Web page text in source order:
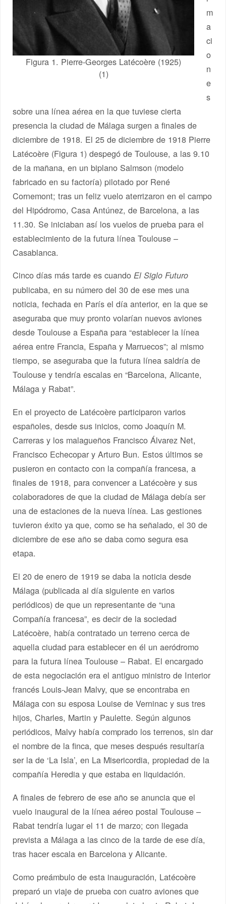
Figura 1. Pierre-Georges Latécoère (1925)
(1)
m
a
ci
o
n
e
s
sobre una línea aérea en la que tuviese cierta
presencia la ciudad de Málaga surgen a finales de
diciembre de 1918. El 25 de diciembre de 1918 Pierre
Latécoère (Figura 1) despegó de Toulouse, a las 9.10
de la mañana, en un biplano Salmson (modelo
fabricado en su factoría) pilotado por René
Cornemont; tras un feliz vuelo aterrizaron en el campo
del Hipódromo, Casa Antúnez, de Barcelona, a las
11.30. Se iniciaban así los vuelos de prueba para el
establecimiento de la futura línea Toulouse –
Casablanca.
Cinco días más tarde es cuandoEl Siglo Futuro
publicaba, en su número del 30 de ese mes una
noticia, fechada en París el día anterior, en la que se
aseguraba que muy pronto volarían nuevos aviones
desde Toulouse a España para “establecer la línea
aérea entre Francia, España y Marruecos”; al mismo
tiempo, se aseguraba que la futura línea saldría de
Toulouse y tendría escalas en “Barcelona, Alicante,
Málaga y Rabat”.
En el proyecto de Latécoère participaron varios
españoles, desde sus inicios, como Joaquín M.
Carreras y los malagueños Francisco Álvarez Net,
Francisco Echecopar y Arturo Bun. Estos últimos se
pusieron en contacto con la compañía francesa, a
finales de 1918, para convencer a Latécoère y sus
colaboradores de que la ciudad de Málaga debía ser
una de estaciones de la nueva línea. Las gestiones
tuvieron éxito ya que, como se ha señalado, el 30 de
diciembre de ese año se daba como segura esa
etapa.
El 20 de enero de 1919 se daba la noticia desde
Málaga (publicada al día siguiente en varios
periódicos) de que un representante de “una
Compañía francesa”, es decir de la sociedad
Latécoère, había contratado un terreno cerca de
aquella ciudad para establecer en él un aeródromo
para la futura línea Toulouse – Rabat. El encargado
de esta negociación era el antiguo ministro de Interior
francés Louis-Jean Malvy, que se encontraba en
Málaga con su esposa Louise de Verninac y sus tres
hijos, Charles, Martin y Paulette. Según algunos
periódicos, Malvy había comprado los terrenos, sin dar
el nombre de la finca, que meses después resultaría
ser la de ‘La Isla’, en La Misericordia, propiedad de la
compañía Heredia y que estaba en liquidación.
A finales de febrero de ese año se anuncia que el
vuelo inaugural de la línea aéreo postal Toulouse –
Rabat tendría lugar el 11 de marzo; con llegada
prevista a Málaga a las cinco de la tarde de ese día,
tras hacer escala en Barcelona y Alicante.
Como preámbulo de esta inauguración, Latécoère
preparó un viaje de prueba con cuatro aviones que